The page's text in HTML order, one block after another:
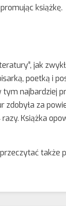
książkę.
jak
poetką i
najbardziej
zdobyła za
Książka
także